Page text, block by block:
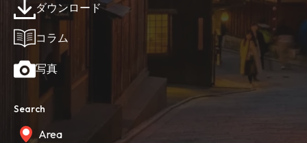
ダウンロード
コラム
写真
Search
Area